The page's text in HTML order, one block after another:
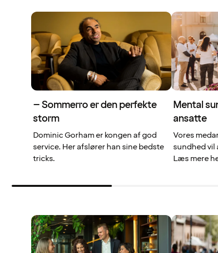
– Sommerro er den perfekte
storm
Dominic Gorham er kongen af god
service. Her afslører han sine bedste
tricks.
Mental
ansatte
Vores
sundhed
Læs mere